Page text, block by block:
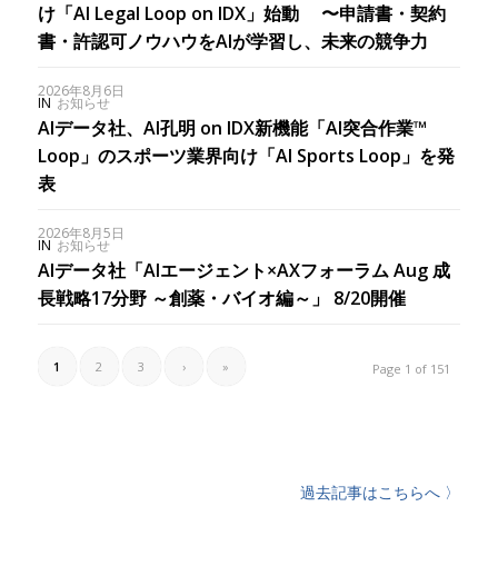
け「AI Legal Loop on IDX」始動 〜申請書・契約
書・許認可ノウハウをAIが学習し、未来の競争力
2026年8月6日
IN お知らせ
AIデータ社、AI孔明 on IDX新機能「AI突合作業™︎
Loop」のスポーツ業界向け「AI Sports Loop」を発
表
2026年8月5日
IN お知らせ
AIデータ社「AIエージェント×AXフォーラム Aug 成
長戦略17分野 ～創薬・バイオ編～」 8/20開催
Page 1 of 151
1 2 3 › »
過去記事はこちらへ 〉